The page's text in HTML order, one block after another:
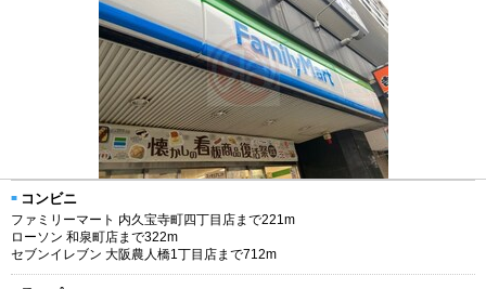
コンビニ
ファミリーマート 内久宝寺町四丁目店まで221m
ローソン 和泉町店まで322m
セブンイレブン 大阪農人橋1丁目店まで712m